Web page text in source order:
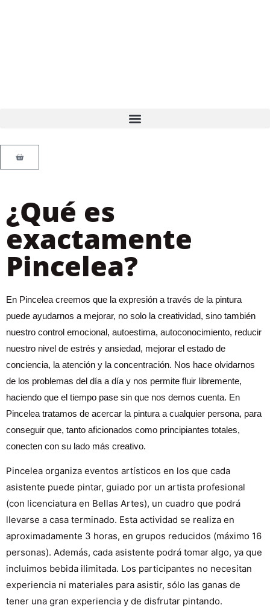
¿Qué es
exactamente
Pincelea?
En Pincelea creemos que la expresión a través de la pintura
puede ayudarnos a mejorar, no solo la creatividad, sino también
nuestro control emocional, autoestima, autoconocimiento, reducir
nuestro nivel de estrés y ansiedad, mejorar el estado de
conciencia, la atención y la concentración. Nos hace olvidarnos
de los problemas del día a día y nos permite fluir libremente,
haciendo que el tiempo pase sin que nos demos cuenta. En
Pincelea tratamos de acercar la pintura a cualquier persona, para
conseguir que, tanto aficionados como principiantes totales,
conecten con su lado más creativo.
Pincelea organiza eventos artísticos en los que cada
asistente puede pintar, guiado por un artista profesional
(con licenciatura en Bellas Artes), un cuadro que podrá
llevarse a casa terminado. Esta actividad se realiza en
aproximadamente 3 horas, en grupos reducidos (máximo 16
personas). Además, cada asistente podrá tomar algo, ya que
incluimos bebida ilimitada. Los participantes no necesitan
experiencia ni materiales para asistir, sólo las ganas de
tener una gran experiencia y de disfrutar pintando.